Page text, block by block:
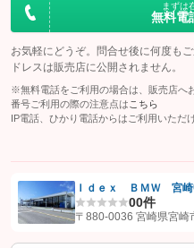
まずは
無料電
お気軽にどうぞ。問合せ後に何度も
ドレスは販売店に公開されません。
※無料電話をご利用の場合は、販売店へ
番号ご利用の際の注意点は こちら
IP電話、ひかり電話からはご利用いただ
【STEP1】認証画面でグーネットを
Ｉｄｅｘ ＢＭＷ 宮崎
00件
〒880-0036 宮崎県宮崎